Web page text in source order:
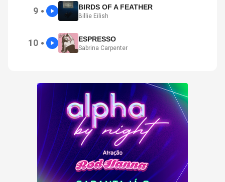
9 ● BIRDS OF A FEATHER
Billie Eilish
10 ● ESPRESSO
Sabrina Carpenter